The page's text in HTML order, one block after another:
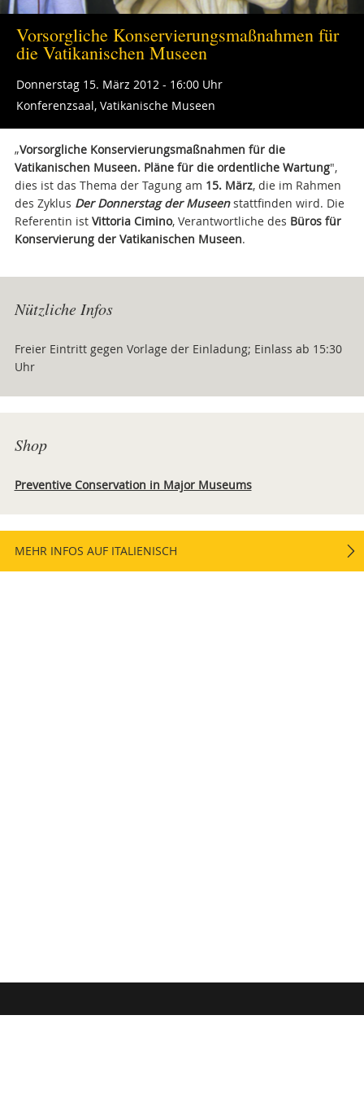
Vorsorgliche Konservierungsmaßnahmen für
die Vatikanischen Museen
Donnerstag 15. März 2012 - 16:00 Uhr
Konferenzsaal, Vatikanische Museen
„Vorsorgliche Konservierungsmaßnahmen für die
Vatikanischen Museen. Pläne für die ordentliche Wartung",
dies ist das Thema der Tagung am 15. März, die im Rahmen
des Zyklus Der Donnerstag der Museenstattfinden wird. Die
Referentin ist Vittoria Cimino, Verantwortliche des Büros für
Konservierung der Vatikanischen Museen.
Nützliche Infos
Freier Eintritt gegen Vorlage der Einladung; Einlass ab 15:30
Uhr
Shop
Preventive Conservation in Major Museums
MEHR INFOS AUF ITALIENISCH